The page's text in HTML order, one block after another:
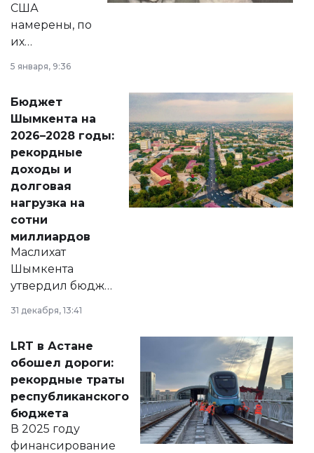
США
намерены, по
их
принести
народу
Венесуэлы.
5 января, 9:36
Бюджет
Шымкента на
2026–2028 годы:
рекордные
доходы и
долговая
нагрузка на
сотни
миллиардов
Маслихат
Шымкента
утвердил бюджет
города на 2026–
2028 годы.
документ
появился в базе
нормативных
правовых актов и
на сайте маслихат
города.
31 декабря, 13:41
LRT в Астане
обошел дороги:
рекордные траты
республиканского
бюджета
В 2025 году
финансирование